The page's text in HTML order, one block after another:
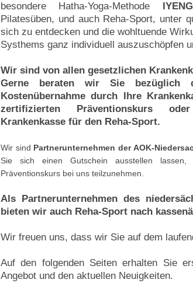
besondere Hatha-Yoga-Methode
Pilatesüben, und auch Reha-Sport, unter
sich zu entdecken und die wohltuende
Systhems ganz individuell auszuschöpfen
Wir sind von allen gesetzlichen
Gerne beraten wir Sie bezüglich
Kostenübernahme durch Ihre
zertifizierten Präventionskurs
Krankenkasse für den Reha-Sport.
Wir sind Partnerunternehmen der AOK-
Sie sich einen Gutschein ausstellen
Präventionskurs bei uns teilzunehmen.
Als Partnerunternehmen des
bieten wir auch Reha-Sport nach
Wir freuen uns, dass wir Sie auf dem
Auf den folgenden Seiten erhalten Sie
Angebot und den aktuellen Neuigkeiten.